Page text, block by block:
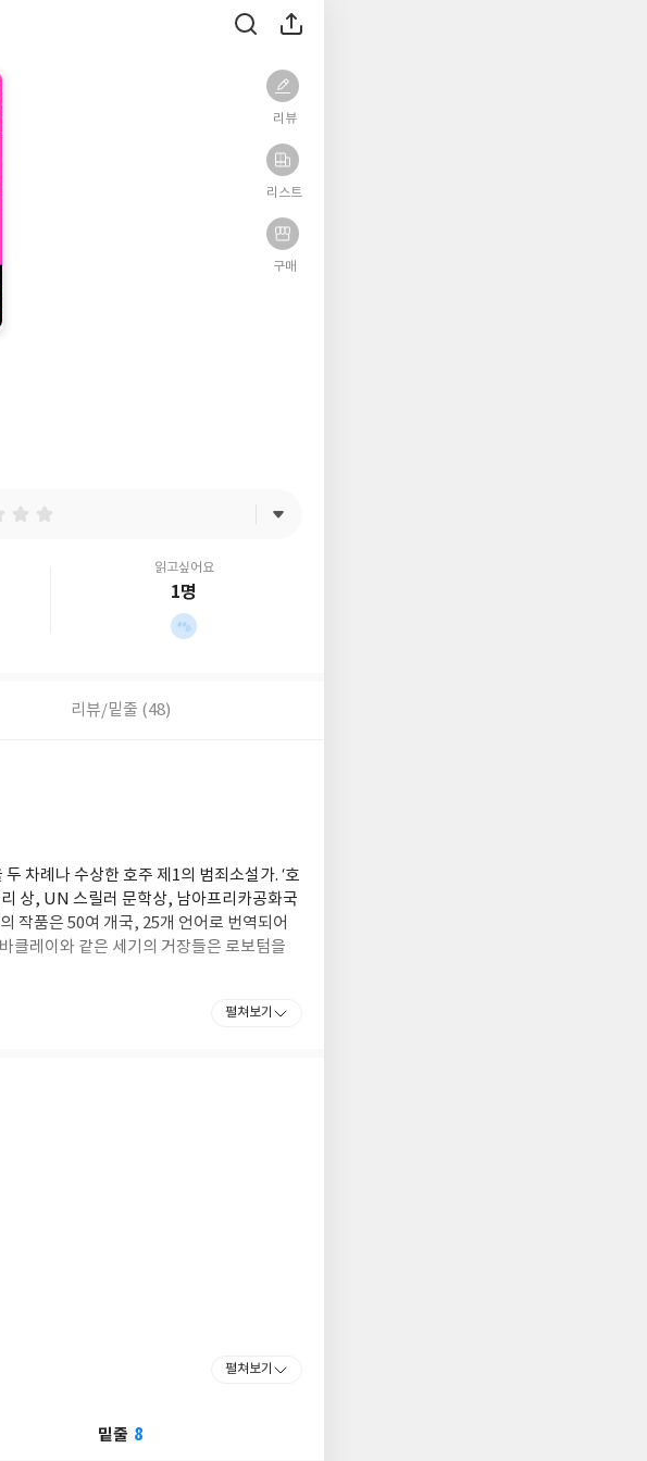
리뷰
리스트
구매
읽고싶어요
1명
리뷰/밑줄 (48)
차례나 수상한 호주 제1의 범죄소설가. ‘호
상, UN 스릴러 문학상, 남아프리카공화국
작품은 50여 개국, 25개 언어로 번역되어
클레이와 같은 세기의 거장들은 로보텀을
기자 생활을 시작했다. 이 시기에 우연히
거름이 되었다.
셀러를 만들어냈고, 유명 범죄심리학자
심리학자 조 올로클린이 처음으로 등장하
하루 만에 21개국에 판권이 팔리며 그해 최
, J. K. 롤링 등 세계적 베스트셀러 작가를
이라는 심리학자를 처음으로 등장시킨 『굿
She was Good』가 수상하면서 로보
독이 현재 영화화를 준비 중이다.
펼쳐보기
펼쳐보기
밑줄 8